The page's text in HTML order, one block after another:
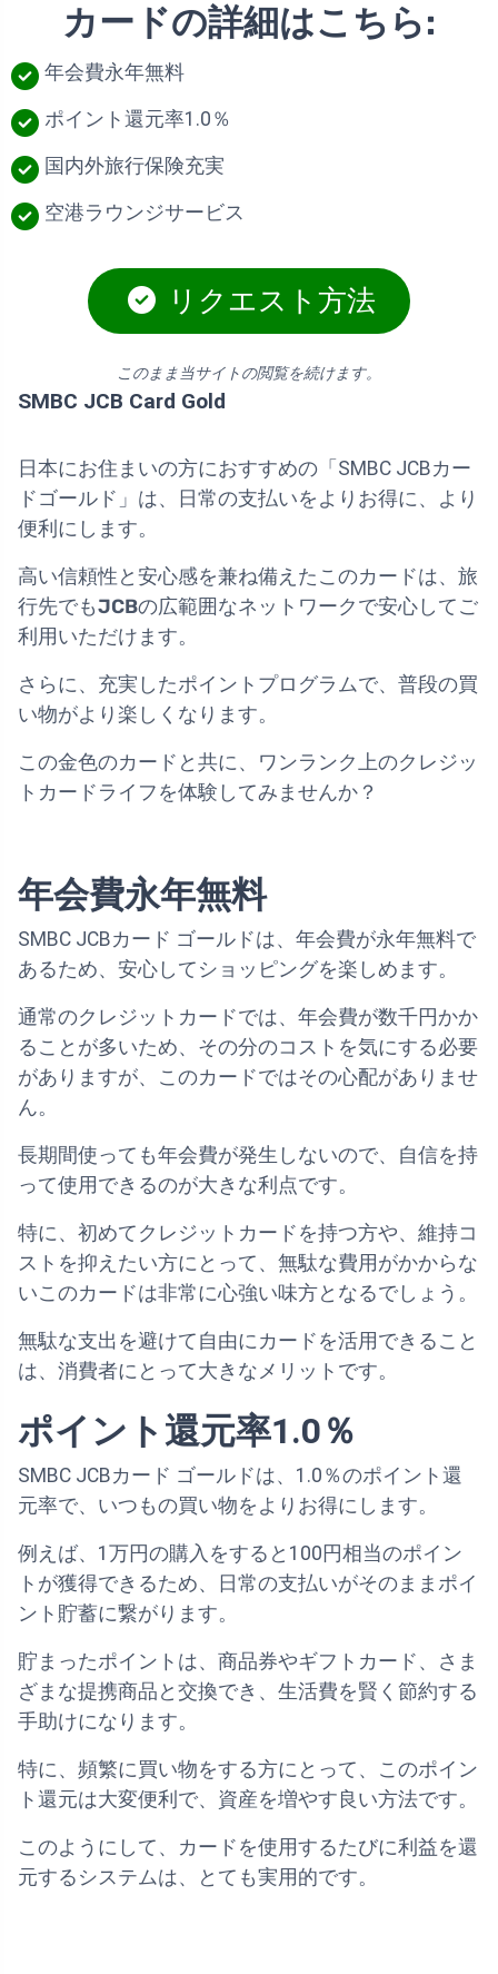
カードの詳細はこちら:
年会費永年無料
ポイント還元率1.0％
国内外旅行保険充実
空港ラウンジサービス
リクエスト方法
このまま当サイトの閲覧を続けます。
SMBC JCB Card Gold
日本にお住まいの方におすすめの「SMBC JCBカー
ドゴールド」は、日常の支払いをよりお得に、より
便利にします。
高い信頼性と安心感を兼ね備えたこのカードは、旅
行先でもJCBの広範囲なネットワークで安心してご
利用いただけます。
さらに、充実したポイントプログラムで、普段の買
い物がより楽しくなります。
この金色のカードと共に、ワンランク上のクレジッ
トカードライフを体験してみませんか？
年会費永年無料
SMBC JCBカード ゴールドは、年会費が永年無料で
あるため、安心してショッピングを楽しめます。
通常のクレジットカードでは、年会費が数千円かか
ることが多いため、その分のコストを気にする必要
がありますが、このカードではその心配がありませ
ん。
長期間使っても年会費が発生しないので、自信を持
って使用できるのが大きな利点です。
特に、初めてクレジットカードを持つ方や、維持コ
ストを抑えたい方にとって、無駄な費用がかからな
いこのカードは非常に心強い味方となるでしょう。
無駄な支出を避けて自由にカードを活用できること
は、消費者にとって大きなメリットです。
ポイント還元率1.0％
SMBC JCBカード ゴールドは、1.0％のポイント還
元率で、いつもの買い物をよりお得にします。
例えば、1万円の購入をすると100円相当のポイン
トが獲得できるため、日常の支払いがそのままポイ
ント貯蓄に繋がります。
貯まったポイントは、商品券やギフトカード、さま
ざまな提携商品と交換でき、生活費を賢く節約する
手助けになります。
特に、頻繁に買い物をする方にとって、このポイン
ト還元は大変便利で、資産を増やす良い方法です。
このようにして、カードを使用するたびに利益を還
元するシステムは、とても実用的です。